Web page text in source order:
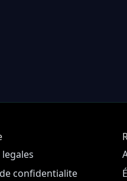
confidentialite